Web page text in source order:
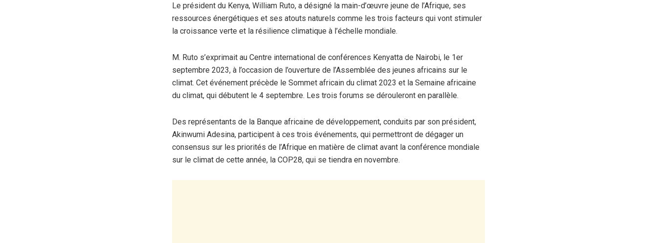
Le président du Kenya, William Ruto, a désigné la main-d’œuvre jeune de l’Afrique, ses
ressources énergétiques et ses atouts naturels comme les trois facteurs qui vont stimuler
la croissance verte et la résilience climatique à l’échelle mondiale.
M. Ruto s’exprimait au Centre international de conférences Kenyatta de Nairobi, le 1er
septembre 2023, à l’occasion de l’ouverture de l’Assemblée des jeunes africains sur le
climat. Cet événement précède le Sommet africain du climat 2023 et la Semaine africaine
du climat, qui débutent le 4 septembre. Les trois forums se dérouleront en parallèle.
Des représentants de la Banque africaine de développement, conduits par son président,
Akinwumi Adesina, participent à ces trois événements, qui permettront de dégager un
consensus sur les priorités de l’Afrique en matière de climat avant la conférence mondiale
sur le climat de cette année, la COP28, qui se tiendra en novembre.